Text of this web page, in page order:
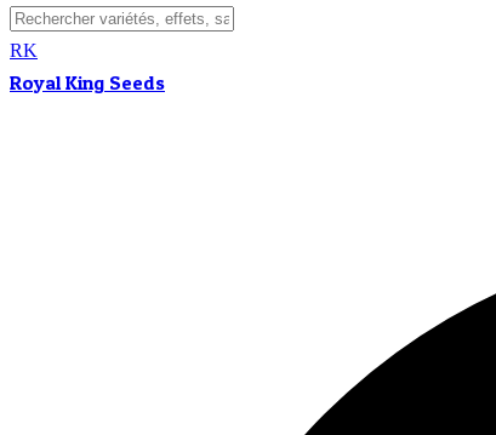
RK
Royal King Seeds